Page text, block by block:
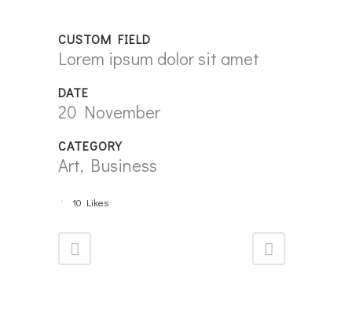
CUSTOM FIELD
Lorem ipsum dolor sit amet
DATE
20 November
CATEGORY
Art, Business
10 Likes